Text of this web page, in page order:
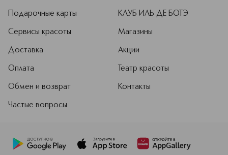
Подарочные карты
Сервисы красоты
Доставка
Оплата
Обмен и возврат
Частые вопросы
КЛУБ ИЛЬ ДЕ БОТЭ
Магазины
Акции
Театр красоты
Контакты